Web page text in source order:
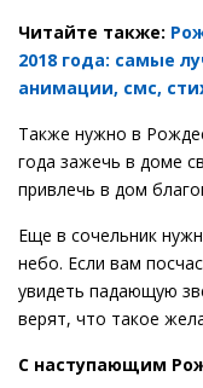
Читайте также:
2018 года: самые
анимации, смс,
Также нужно в
года зажечь в доме
привлечь в дом
Еще в сочельник
небо. Если вам
увидеть падающую
верят, что такое
С наступающим